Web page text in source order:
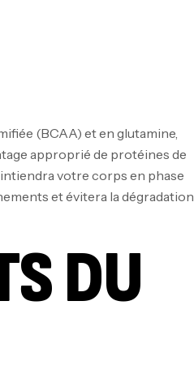
(BCAA) et en glutamine,
approprié de protéines de
votre corps en phase
et évitera la dégradation
DU